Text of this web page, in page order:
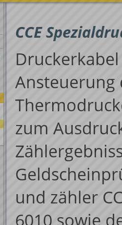
CCE
Ansteuerung
zum
und zähler
6010 sowie